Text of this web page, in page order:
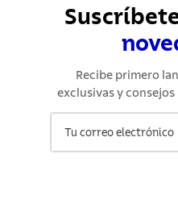
Recibe primero
exclusivas y